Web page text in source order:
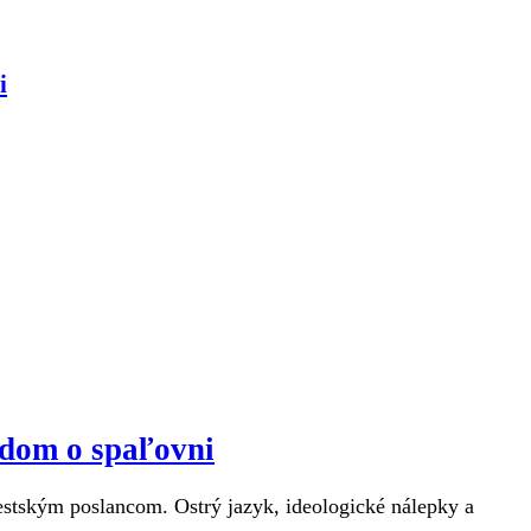
o spaľovni
poslancom. Ostrý jazyk, ideologické nálepky a